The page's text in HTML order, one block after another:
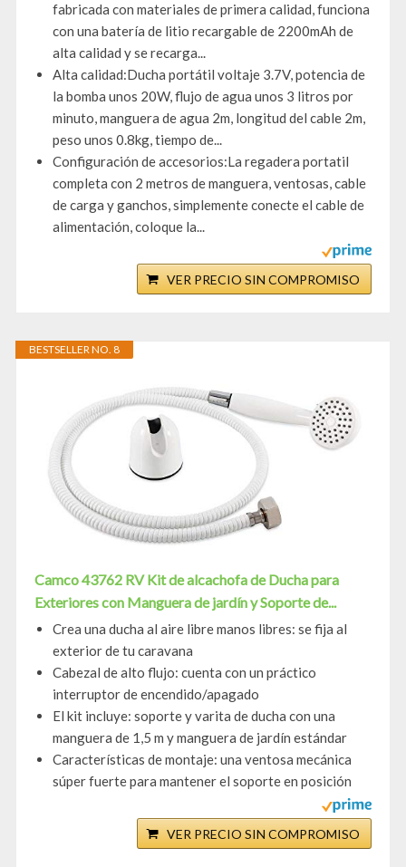
fabricada con materiales de primera calidad, funciona
con una batería de litio recargable de 2200mAh de
alta calidad y se recarga...
Alta calidad:Ducha portátil voltaje 3.7V, potencia de
la bomba unos 20W, flujo de agua unos 3 litros por
minuto, manguera de agua 2m, longitud del cable 2m,
peso unos 0.8kg, tiempo de...
Configuración de accesorios:La regadera portatil
completa con 2 metros de manguera, ventosas, cable
de carga y ganchos, simplemente conecte el cable de
alimentación, coloque la...
VER PRECIO SIN COMPROMISO
BESTSELLER NO. 8
Camco 43762 RV Kit de alcachofa de Ducha para
Exteriores con Manguera de jardín y Soporte de...
Crea una ducha al aire libre manos libres: se fija al
exterior de tu caravana
Cabezal de alto flujo: cuenta con un práctico
interruptor de encendido/apagado
El kit incluye: soporte y varita de ducha con una
manguera de 1,5 m y manguera de jardín estándar
Características de montaje: una ventosa mecánica
súper fuerte para mantener el soporte en posición
VER PRECIO SIN COMPROMISO